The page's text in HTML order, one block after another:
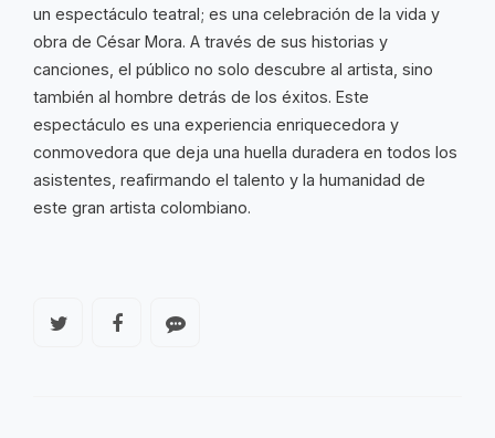
un espectáculo teatral; es una celebración de la vida y
obra de César Mora. A través de sus historias y
canciones, el público no solo descubre al artista, sino
también al hombre detrás de los éxitos. Este
espectáculo es una experiencia enriquecedora y
conmovedora que deja una huella duradera en todos los
asistentes, reafirmando el talento y la humanidad de
este gran artista colombiano.